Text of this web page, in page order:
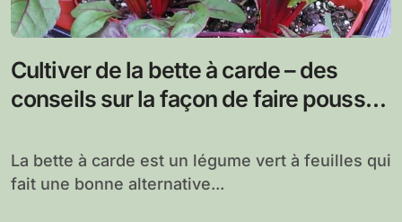
Cultiver de la bette à carde – des
conseils sur la façon de faire pousser
La bette à carde est un légume vert à feuilles qui
fait une bonne alternative...